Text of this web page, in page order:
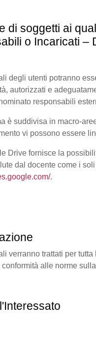
di soggetti ai
o Incaricati –
degli utenti potranno
autorizzati e
responsabili
è suddivisa in macro-
vi possono essere
Drive fornisce la
dal docente come i
.
verranno trattati per
alle norme